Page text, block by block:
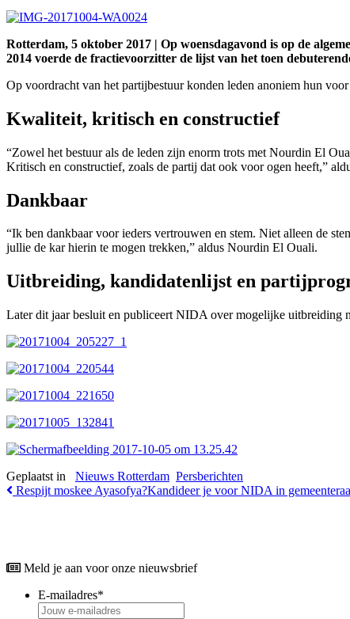
Rotterdam, 5 oktober 2017 | Op woensdagavond is op de
2014 voerde de fractievoorzitter de lijst van het toen
Op voordracht van het partijbestuur konden leden anoniem hun
Kwaliteit, kritisch en constructief
“Zowel het bestuur als de leden zijn enorm trots met Nourdin El
Kritisch en constructief, zoals de partij dat ook voor ogen heeft,”
Dankbaar
“Ik ben dankbaar voor ieders vertrouwen en stem. Niet alleen de
jullie de kar hierin te mogen trekken,” aldus Nourdin El Ouali.
Uitbreiding, kandidatenlijst en
Later dit jaar besluit en publiceert NIDA over mogelijke uitbreiding
Geplaatst in Nieuws Rotterdam Persberichten
Bericht
Respijt moskee Ayasofya?Kandideer je voor NIDA in
Meld je aan voor onze nieuwsbrief
E-mailadres*